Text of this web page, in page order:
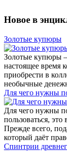
Новое в
Золотые купюры
Золотые купюры –
настоящее время
приобрести в
необычные
​Для чего нужны
Для чего нужны
пользоваться,
Прежде всего,
который даёт
Спинтрии